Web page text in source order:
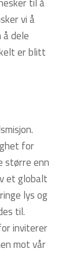
til å
vi å
dele
er blitt
for
større enn
et globalt
lys og
til.
inviterer
mot vår